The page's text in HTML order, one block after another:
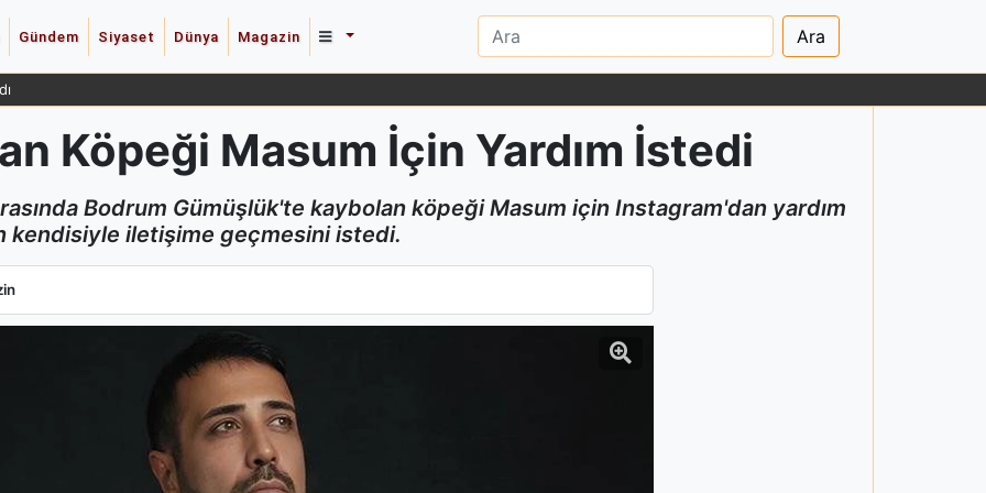
Gündem Siyaset Dünya Magazin Ara
Köpeği Masum İçin Yardım İstedi
Bodrum Gümüşlük'te kaybolan köpeği Masum için Instagram'dan yardım
kendisiyle iletişime geçmesini istedi.
Köpeği Masum İçin Yardım İstedi